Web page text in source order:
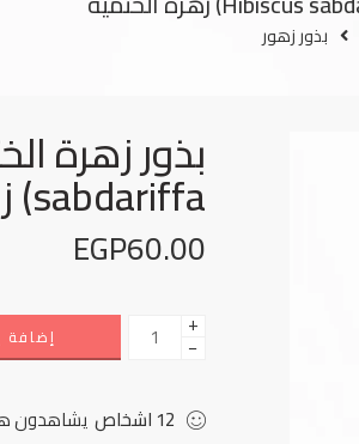
بذور زهور
sabdariffa) زهرة الختمية
EGP60.00
+
− إضافة
12اشخاص يشاهدون